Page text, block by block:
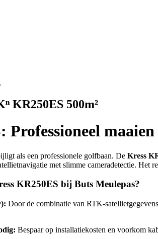
KR250ES 500m²
Professioneel
als een professionele golfbaan. De Kress
met slimme cameradetectie. Het
KR250ES bij Buts Meulepas?
Door de combinatie van RTK-
Bespaar op installatiekosten en voorkom